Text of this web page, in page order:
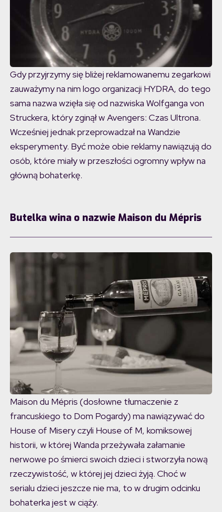
Gdy przyjrzymy się bliżej reklamowanemu zegarkowi
zauważymy na nim logo organizacji HYDRA, do tego
sama nazwa wzięła się od nazwiska Wolfganga von
Struckera, który zginął w Avengers: Czas Ultrona.
Wcześniej jednak przeprowadzał na Wandzie
eksperymenty. Być może obie reklamy nawiązują do
osób, które miały w przeszłości ogromny wpływ na
główną bohaterkę.
Butelka wina o nazwie Maison du Mépris
Maison du Mépris (dosłowne tłumaczenie z
francuskiego to Dom Pogardy) ma nawiązywać do
House of Misery czyli House of M, komiksowej
historii, w której Wanda przeżywała załamanie
nerwowe po śmierci swoich dzieci i stworzyła nową
rzeczywistość, w której jej dzieci żyją. Choć w
serialu dzieci jeszcze nie ma, to w drugim odcinku
bohaterka jest w ciąży.